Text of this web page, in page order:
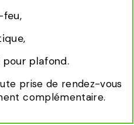
feu,
pour plafond.
prise de rendez-vous
complémentaire.